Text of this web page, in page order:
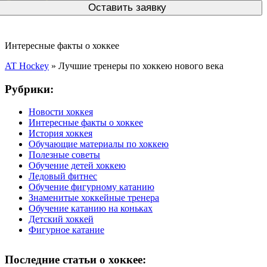
Интересные факты о хоккее
AT Hockey » Лучшие тренеры по хоккею нового века
Рубрики:
Новости хоккея
Интересные факты о хоккее
История хоккея
Обучающие материалы по хоккею
Полезные советы
Обучение детей хоккею
Ледовый фитнес
Обучение фигурному катанию
Знаменитые хоккейные тренера
Обучение катанию на коньках
Детский хоккей
Фигурное катание
Последние статьи о хоккее: